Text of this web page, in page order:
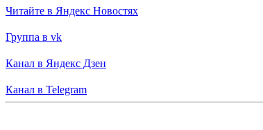
Читайте в Яндекс Новостях
Группа в vk
Канал в Яндекс Дзен
Канал в Telegram